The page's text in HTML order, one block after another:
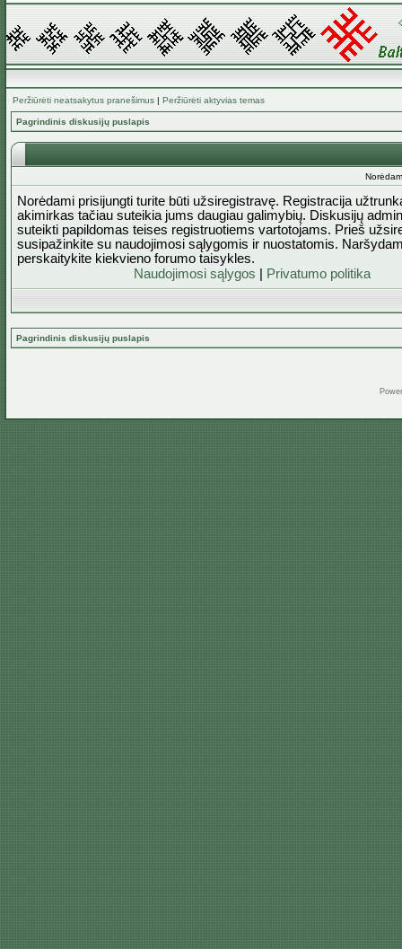
Peržiūrėti neatsakytus pranešimus | Peržiūrėti aktyvias temas
Pagrindinis diskusijų puslapis
Norėdami prisijungti turite būti užsiregistravę. Registracija
akimirkas tačiau suteikia jums daugiau galimybių. Diskusijų
suteikti papildomas teises registruotiems vartotojams. Prieš
susipažinkite su naudojimosi sąlygomis ir nuostatomis.
perskaitykite kiekvieno forumo taisykles.
Naudojimosi sąlygos
Privatumo politika
Pagrindinis diskusijų puslapis